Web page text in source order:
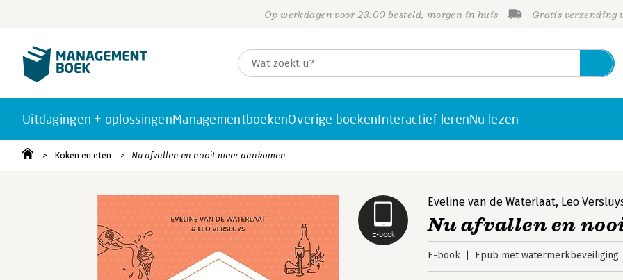
Op werkdagen voor 23:00 besteld, morgen in huis Gratis verzending
Uitdagingen + oplossingenManagementboekenOverige boekenInteractief lerenNu lezen
Koken en eten Nu afvallen en nooit meer aankomen
E-book
Eveline van de Waterlaat, Leo
Nu afvallen en
E-book Epub met watermerkbeveiliging